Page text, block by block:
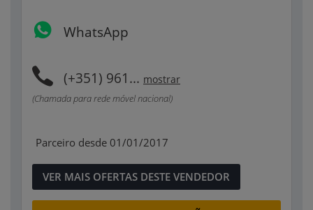
WhatsApp
(+351) 961... mostrar
(Chamada para rede móvel nacional)
Parceiro desde 01/01/2017
VER MAIS OFERTAS DESTE VENDEDOR